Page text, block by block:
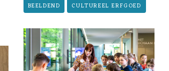
BEELDEND CULTUREEL ERFGOED